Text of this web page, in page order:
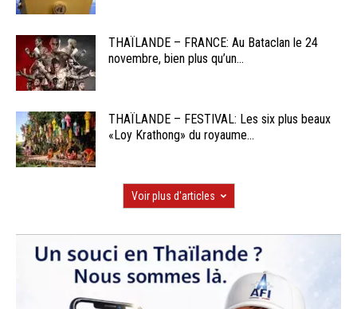
THAÏLANDE – FRANCE: Au Bataclan le 24
novembre, bien plus qu’un...
THAÏLANDE – FESTIVAL: Les six plus beaux
«Loy Krathong» du royaume...
Voir plus d'articles